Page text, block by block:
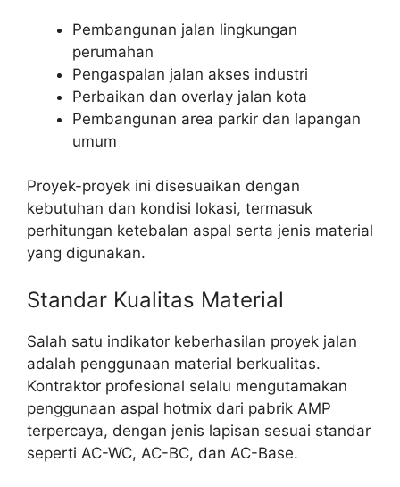
Pembangunan jalan lingkungan
perumahan
Pengaspalan jalan akses industri
Perbaikan dan overlay jalan kota
Pembangunan area parkir dan lapangan
umum
Proyek-proyek ini disesuaikan dengan
kebutuhan dan kondisi lokasi, termasuk
perhitungan ketebalan aspal serta jenis material
yang digunakan.
Standar Kualitas Material
Salah satu indikator keberhasilan proyek jalan
adalah penggunaan material berkualitas.
Kontraktor profesional selalu mengutamakan
penggunaan aspal hotmix dari pabrik AMP
terpercaya, dengan jenis lapisan sesuai standar
seperti AC-WC, AC-BC, dan AC-Base.